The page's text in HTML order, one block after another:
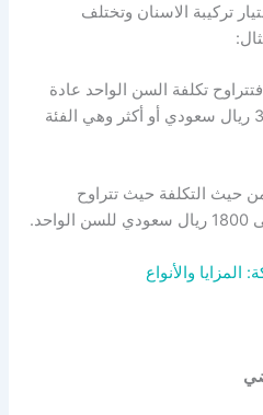
تركيبة الاسنان وتختلف
تكلفة السن الواحد عادة
بين 1500 ريال وتصل إلى 3500 ريال سعودي أو أكثر وهي الفئة
حيث التكلفة حيث تتراوح
المزايا والأنواع